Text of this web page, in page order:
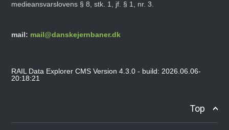
medieansvarslovens § 8, stk. 1, jf. § 1, nr. 3.
mail: mail@danskejernbaner.dk
RAIL Data Explorer CMS Version 4.3.0 - build: 2026.06.06-
20:18:21
Top